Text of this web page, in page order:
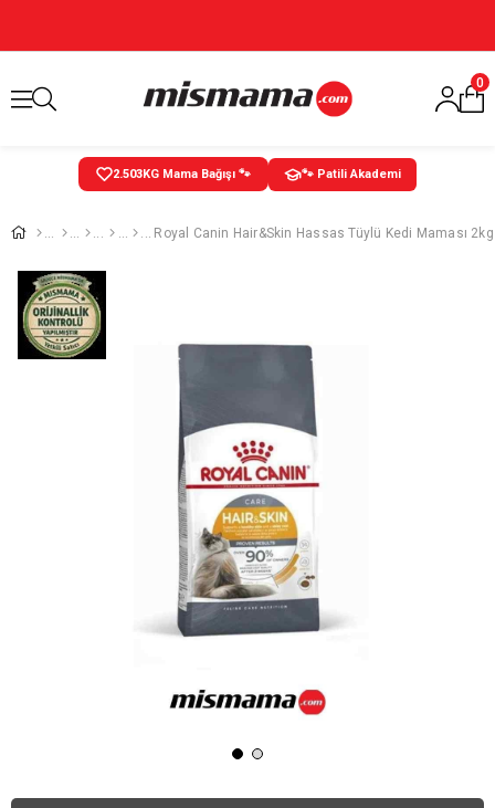
0
2.503KG Mama Bağışı 🐾 🐾 Patili Akademi
Royal Canin Hair&Skin Hassas Tüylü Kedi Maması 2kg